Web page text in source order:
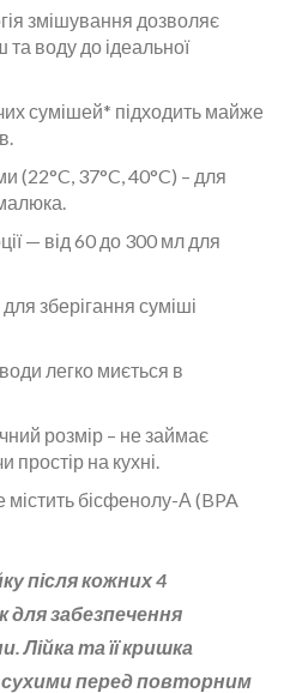
змішування дозволяє
воду до ідеальної
сумішей* підходить майже
(22°C, 37°C, 40°C) – для
— від 60 до 300 мл для
зберігання суміші
легко миється в
розмір – не займає
простір на кухні.
містить бісфенолу-А (BPA
після кожних 4
забезпечення
Лійка та її кришка
перед повторним